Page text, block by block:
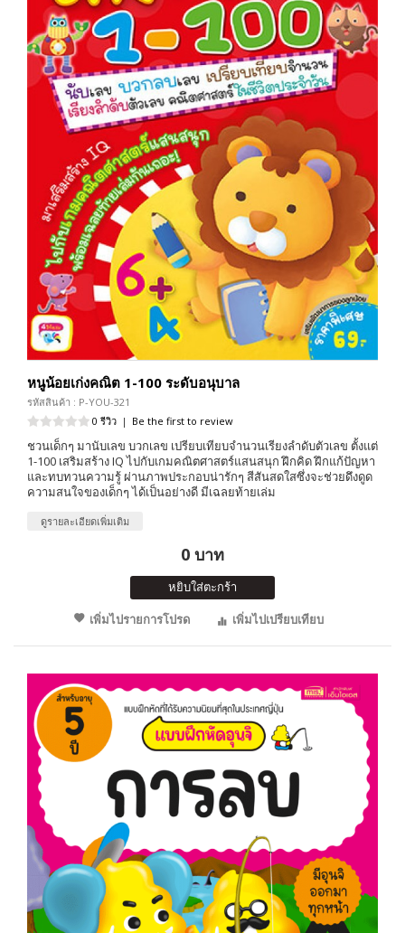
หนูน้อยเก่งคณิต 1-100 ระดับอนุบาล
รหัสสินค้า : P-YOU-321
0 รีวิว | Be the first to review
ชวนเด็กๆ มานับเลข บวกเลข เปรียบเทียบจำนวนเรียงลำดับตัวเลข ตั้งแต่
1-100 เสริมสร้าง IQ ไปกับเกมคณิตศาสตร์แสนสนุก ฝึกคิด ฝึกแก้ปัญหา
และทบทวนความรู้ ผ่านภาพประกอบน่ารักๆ สีสันสดใสซึ่งจะช่วยดึงดูด
ความสนใจของเด็กๆ ได้เป็นอย่างดี มีเฉลยท้ายเล่ม
ดูรายละเอียดเพิ่มเติม
0 บาท
หยิบใส่ตะกร้า
เพิ่มไปรายการโปรด
เพิ่มไปเปรียบเทียบ